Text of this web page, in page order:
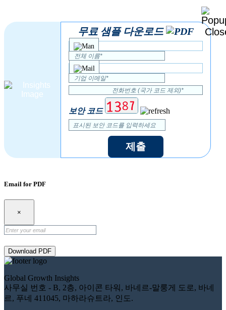
무료 샘플 다운로드
보안 코드
제출
Email for PDF
×
Download PDF
Global Growth Insights
사무실 번호 - B, 2층, 아이콘 타워, 바네르-말룽게 도로, 바네
르, 푸네 411045, 마하라슈트라, 인도.